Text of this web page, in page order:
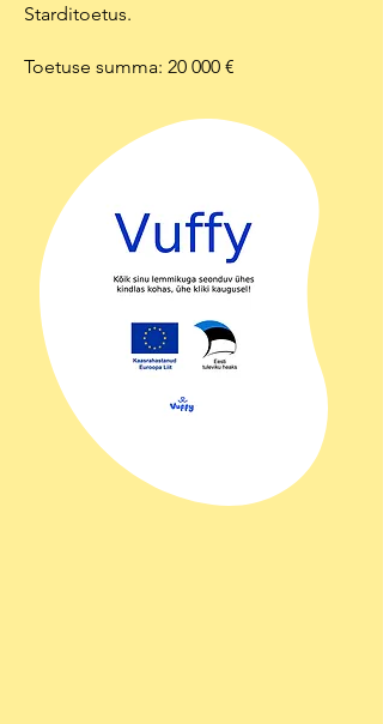
Starditoetus.
Toetuse summa: 20 000 €